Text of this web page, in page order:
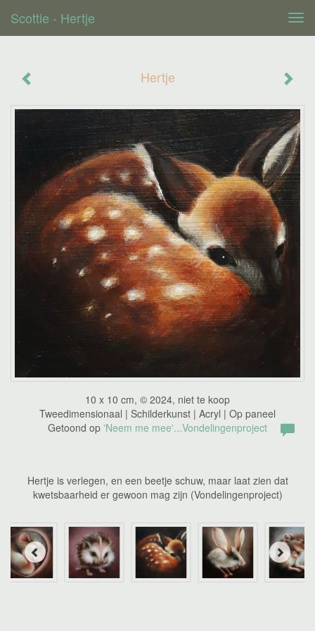
Scottie - Hertje
Hertje
10 x 10 cm, © 2024, niet te koop
Tweedimensionaal | Schilderkunst | Acryl | Op paneel
Getoond op 'Neem me mee'...Vondelingenproject
Hertje is verlegen, en een beetje schuw, maar laat zien dat
kwetsbaarheid er gewoon mag zijn (Vondelingenproject)